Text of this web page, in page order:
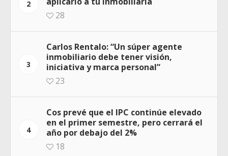
2
28
3
Carlos Rentalo: “Un súper agente
inmobiliario debe tener visión,
iniciativa y marca personal”
23
4
Cos prevé que el IPC continúe elevado
en el primer semestre, pero cerrará el
año por debajo del 2%
18